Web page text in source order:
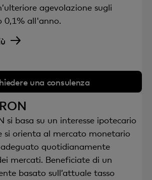
agevolazione sugli
0,1% all'anno.
una consulenza
si basa su un interesse ipotecario
si orienta al mercato monetario
adeguato quotidianamente
mercati. Beneficiate di un
basato sull’attuale tasso